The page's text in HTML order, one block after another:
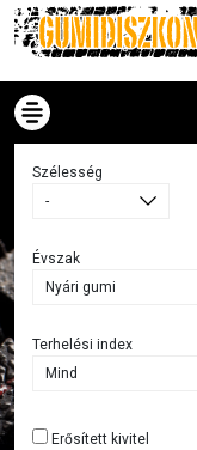
Szélesség
Évszak
Terhelési index
Erősített kivitel